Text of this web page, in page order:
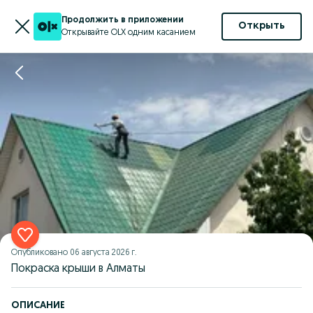
Продолжить в приложении
Открывайте OLX одним касанием
Открыть
Опубликовано 06 августа 2026 г.
Покраска крыши в Алматы
ОПИСАНИЕ